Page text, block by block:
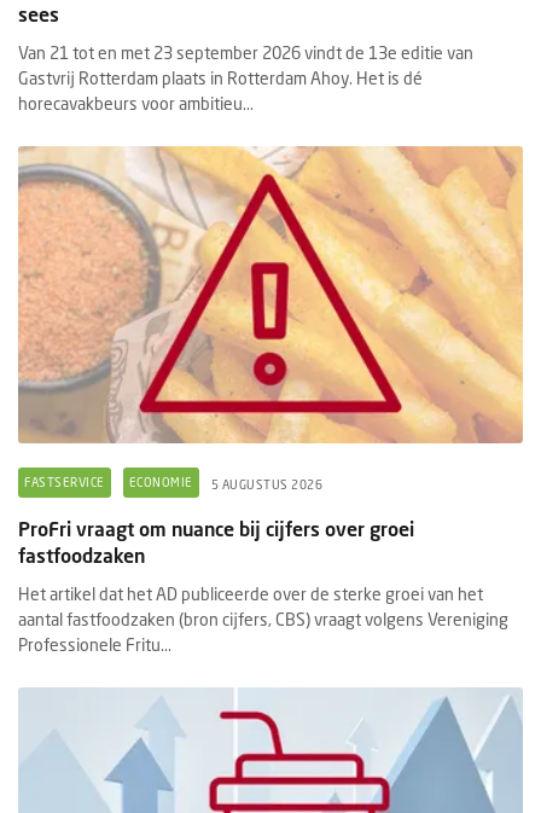
sees
Van 21 tot en met 23 september 2026 vindt de 13e editie van
Gastvrij Rotterdam plaats in Rotterdam Ahoy. Het is dé
horecavakbeurs voor ambitieu...
FASTSERVICE ECONOMIE 5 AUGUSTUS 2026
ProFri vraagt om nuance bij cijfers over groei
fastfoodzaken
Het artikel dat het AD publiceerde over de sterke groei van het
aantal fastfoodzaken (bron cijfers, CBS) vraagt volgens Vereniging
Professionele Fritu...